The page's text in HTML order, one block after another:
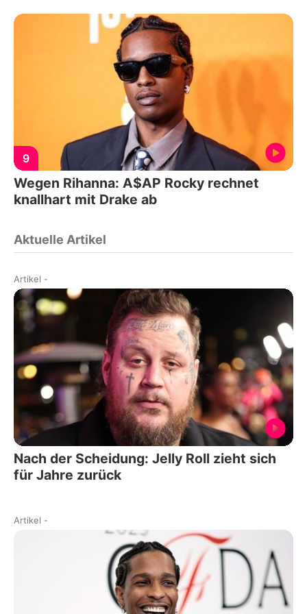
9
Wegen Rihanna: A$AP Rocky rechnet
knallhart mit Drake ab
Aktuelle Artikel
Artikel -
Nach der Scheidung: Jelly Roll zieht sich
für Jahre zurück
Artikel -